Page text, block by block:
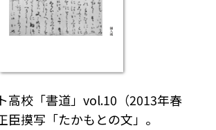
高校「書道」vol.10（2013年春
臣摸写「たかもとの文」。